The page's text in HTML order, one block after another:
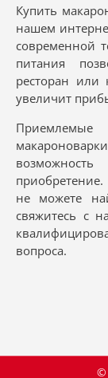
Купить
нашем
современной
питания
ресторан или
увеличит
не можете
свяжитесь с
вопроса.
©